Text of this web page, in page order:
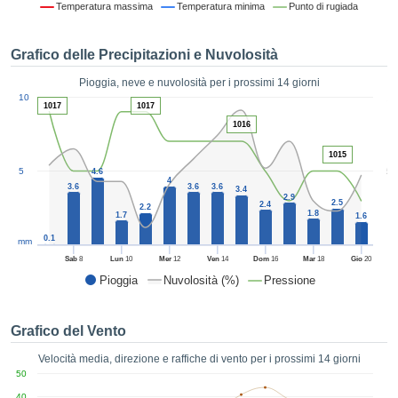
o
per
senza
clic sul
ACCETTA
CONTINUA
IMPOSTAZIONI
Temperatura massima Temperatura minima Punto di rugiada
Grafico delle Precipitazioni e Nuvolosità
Pioggia, neve e nuvolosità per i prossimi 14 giorni
Pioggia Nuvolosità (%) Pressione
50
Sab8 Lun 10 Mer12 Ven14 Dom16 Mar18 Gio 20
5
10
mm 0.1
3.6
4.6
1.7
2.2
4
3.6 3.6
3.4
2.4
2.9
1.8
2.5
1.6
1017 1017
1016
1015
Grafico del Vento
Velocità media, direzione e raffiche di vento per i prossimi 14 giorni
50